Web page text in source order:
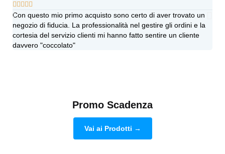
    
Con questo mio primo acquisto sono certo di aver trovato un
negozio di fiducia. La professionalità nel gestire gli ordini e la
cortesia del servizio clienti mi hanno fatto sentire un cliente
davvero "coccolato"
Promo Scadenza
Vai ai Prodotti →